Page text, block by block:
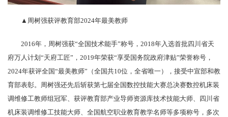
▲周树强获评教育部2024年最美教师
2016年，周树强获“全国技术能手”称号，2018年入选首批四川省天
府万人计划“天府工匠”，2019年荣获“享受国务院政府津贴”荣誉称号，
2024年获评全国“最美教师”（全国共10位，全省唯一），接受中宣部和教
育部表彰。周树强还先后斩获第七届全国数控技能大赛总决赛数控机床装
调维修工教师组冠军、获评教育部产业导师资源库技术技能大师、四川省
机床装调维修工技能大师、全国航空职业教育教学名师等多项称号，多次